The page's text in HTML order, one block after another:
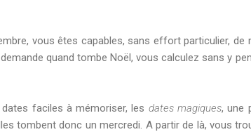
vous êtes capables, sans effort particulier, de
quand tombe Noël, vous calculez sans y
faciles à mémoriser, les dates magiques, une
tombent donc un mercredi. A partir de là, vous